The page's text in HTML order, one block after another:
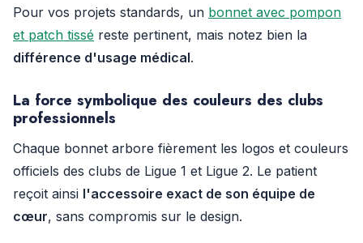
Pour vos projets standards, un bonnet avec pompon
et patch tissé reste pertinent, mais notez bien la
différence d'usage médical.
La force symbolique des couleurs des clubs
professionnels
Chaque bonnet arbore fièrement les logos et couleurs
officiels des clubs de Ligue 1 et Ligue 2. Le patient
reçoit ainsi l'accessoire exact de son équipe de
cœur, sans compromis sur le design.